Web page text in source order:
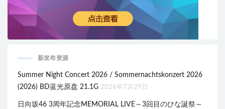
新发布资源
Summer Night Concert 2026 / Sommernachtskonzert 2026
(2026) BD蓝光原盘 21.1G 2026年7月29日
日向坂46 3周年記念MEMORIAL LIVE～3回目のひな誕祭～